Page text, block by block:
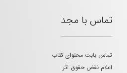
تماس با مجد
تماس بابت محتوای کتاب
اعلام نقض حقوق اثر